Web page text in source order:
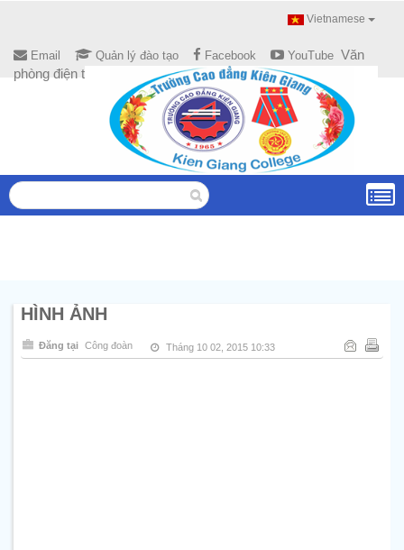
Vietnamese
Email Quản lý đào tạo Facebook YouTube Văn
phòng điện tử
HÌNH ẢNH
Đăng tại Công đoàn Tháng 10 02, 2015 10:33